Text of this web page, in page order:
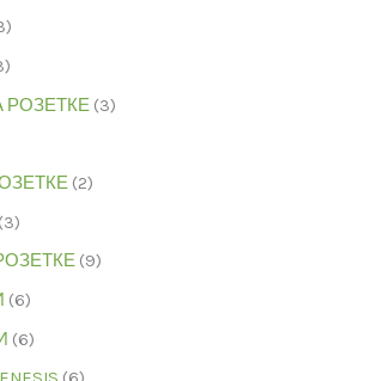
РОЗЕТКЕ 3
2
3
РОЗЕТКЕ 9
6
6